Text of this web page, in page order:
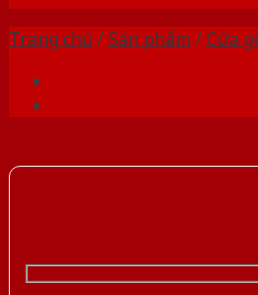
Trang chủ /Sản phẩm /Cửa